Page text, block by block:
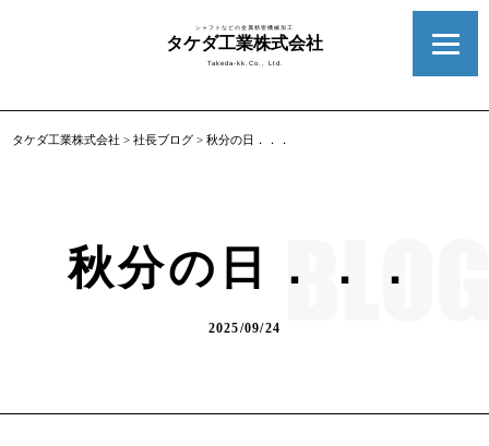
シャフトなどの金属精密機械加工
タケダ工業株式会社
Takeda-kk.Co., Ltd.
タケダ工業株式会社 >社長ブログ >秋分の日．．．
秋分の日．．．
2025/09/24